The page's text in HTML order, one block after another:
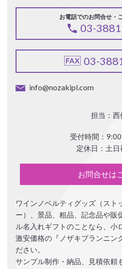
お電話でのお問合せ・
03-
03-
info@nozakipl.com
担当：西
受付時間：
定休日：土日
お問合せは
ワインノベルティグッズ（スト
ー）、景品、粗品、記念品や販
ル名入れギフトのことなら、小
激安価格の『ノザキプランニン
ださい。
サンプル制作・納品、見積依頼